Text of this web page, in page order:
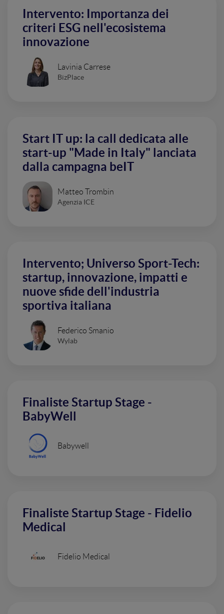
Intervento: Importanza dei
criteri ESG nell'ecosistema
innovazione
Lavinia Carrese
BizPlace
Start IT up: la call dedicata alle
start-up "Made in Italy" lanciata
dalla campagna beIT
Matteo Trombin
Agenzia ICE
Intervento; Universo Sport-Tech:
startup, innovazione, impatti e
nuove sfide dell'industria
sportiva italiana
Federico Smanio
Wylab
Finaliste Startup Stage -
BabyWell
Babywell
Finaliste Startup Stage - Fidelio
Medical
Fidelio Medical